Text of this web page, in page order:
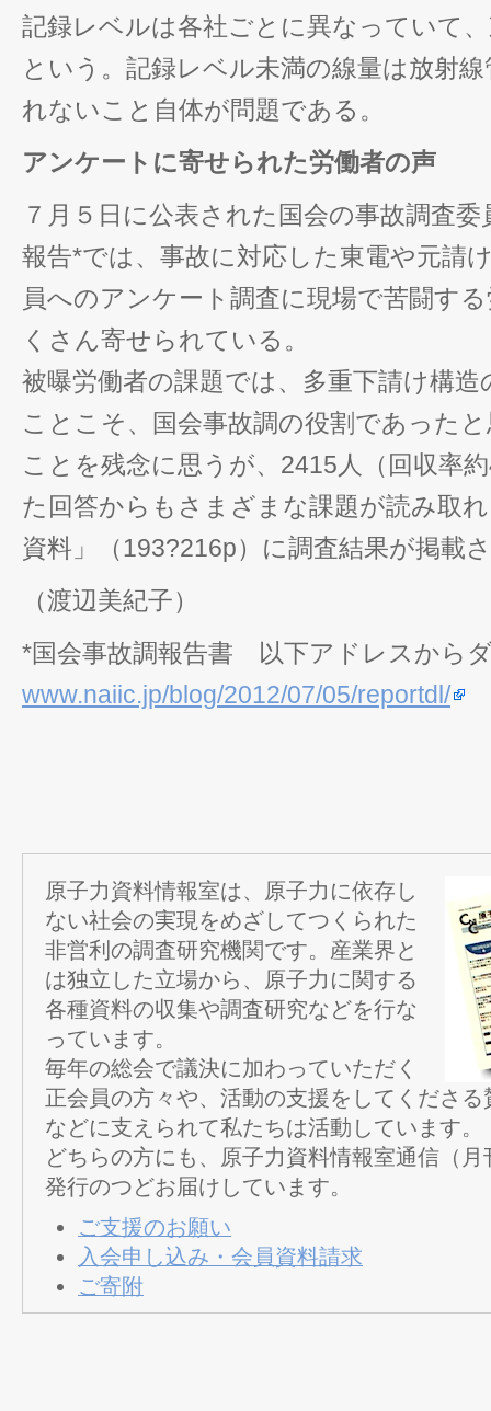
記録レベルは各社ごとに異なっていて
という。記録レベル未満の線量は放射
れないこと自体が問題である。
アンケートに寄せられた労働者の声
７月５日に公表された国会の事故調査
報告*では、事故に対応した東電や元請
員へのアンケート調査に現場で苦闘す
くさん寄せられている。
被曝労働者の課題では、多重下請け構
ことこそ、国会事故調の役割であった
ことを残念に思うが、2415人（回収率
た回答からもさまざまな課題が読み取
資料」（193?216p）に調査結果が掲載
（渡辺美紀子）
*国会事故調報告書 以下アドレスから
www.naiic.jp/blog/2012/07/05/reportdl/
原子力資料情報室は、原子力に依存し
ない社会の実現をめざしてつくられた
非営利の調査研究機関です。産業界と
は独立した立場から、原子力に関する
各種資料の収集や調査研究などを行な
っています。
毎年の総会で議決に加わっていただく
正会員の方々や、活動の支援をしてくださ
などに支えられて私たちは活動しています。
どちらの方にも、原子力資料情報室通信（
発行のつどお届けしています。
ご支援のお願い
入会申し込み・会員資料請求
ご寄附